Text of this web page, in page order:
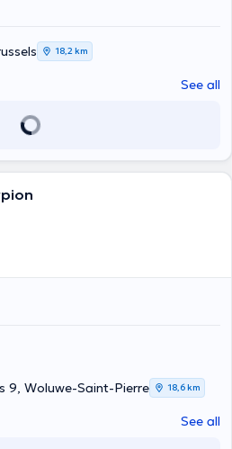
18,2 km
See all
9, Woluwe-Saint-Pierre 18,6 km
See all